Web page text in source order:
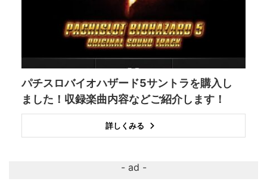
パチスロバイオハザード5サントラを購入し
ました！収録楽曲内容などご紹介します！
詳しくみる